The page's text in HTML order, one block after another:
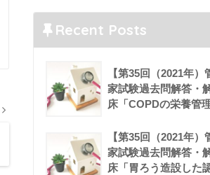
Recent Posts
【第35回（2021年）
家試験過去問解答・
床「COPDの栄養管理
【第35回（2021年）
家試験過去問解答・
床「胃ろう造設した